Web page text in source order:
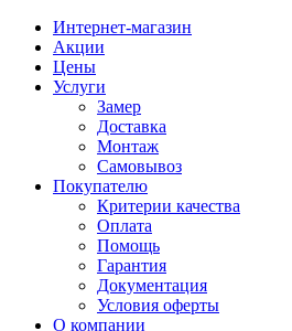
Интернет-магазин
Акции
Цены
Услуги
Замер
Доставка
Монтаж
Самовывоз
Покупателю
Критерии качества
Оплата
Помощь
Гарантия
Документация
Условия оферты
О компании